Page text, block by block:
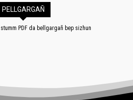
PELLGARGAÑ
PDF da bellgargañ bep sizhun